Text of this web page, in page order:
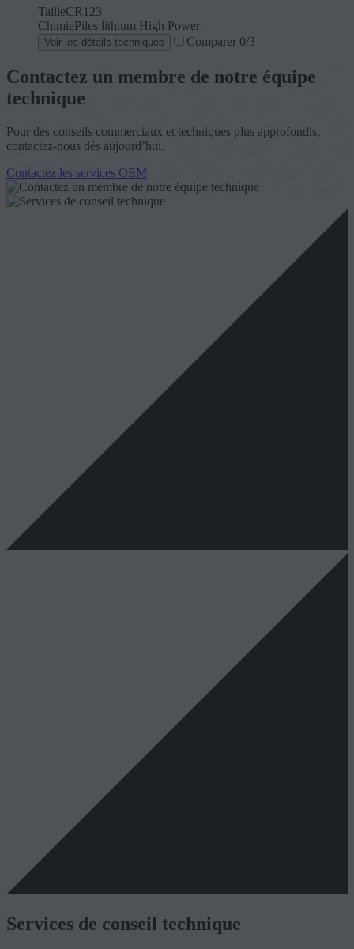
TailleCR123
ChimiePiles lithium High Power
Voir les détails techniques Comparer 0/3
Contactez un membre de notre équipe
technique
Pour des conseils commerciaux et techniques plus approfondis,
contactez-nous dès aujourd’hui.
Contactez les services OEM
Services de conseil technique